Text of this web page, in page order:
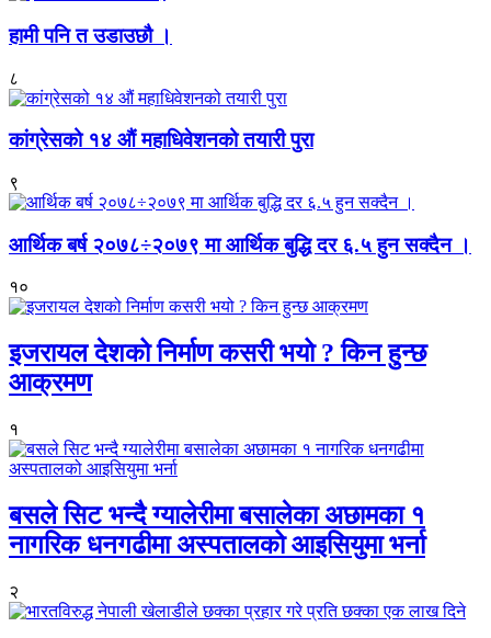
हामी पनि त उडाउछौ ।
८
कांग्रेसको १४ औं महाधिवेशनको तयारी पुरा
९
आर्थिक बर्ष २०७८÷२०७९ मा आर्थिक बुद्धि दर ६.५ हुन सक्दैन ।
१०
इजरायल देशको निर्माण कसरी भयो ? किन हुन्छ
आक्रमण
१
बसले सिट भन्दै ग्यालेरीमा बसालेका अछामका १
नागरिक धनगढीमा अस्पतालको आइसियुमा भर्ना
२